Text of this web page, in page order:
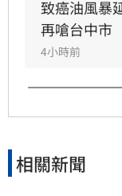
演變為政治
準」是基於
正）
致癌油風暴
再嗆台中市
4小時前
相關新聞